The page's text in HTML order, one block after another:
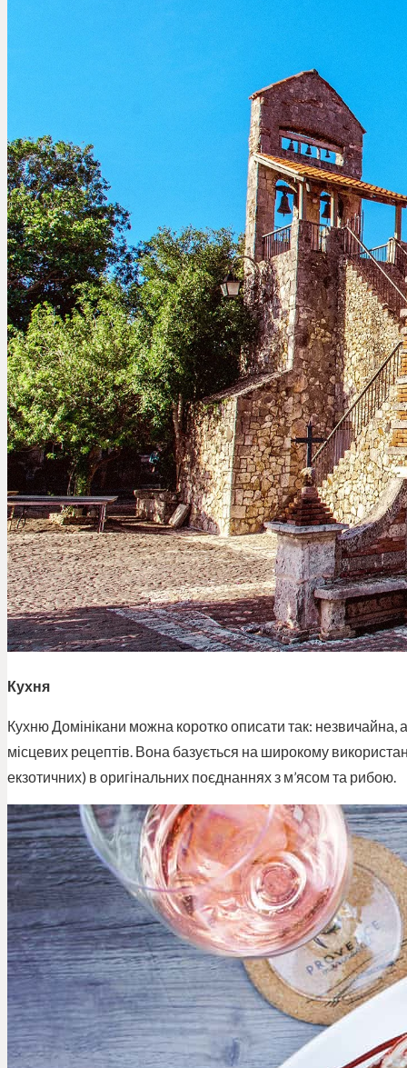
Кухня
Кухню Домінікани можна коротко описати так:
місцевих рецептів. Вона базується на широкому
екзотичних) в оригінальних поєднаннях з м’ясом та рибою.